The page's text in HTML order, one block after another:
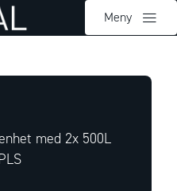
Meny
med 2x 500L